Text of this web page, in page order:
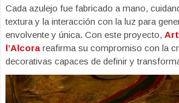
Cada azulejo fue fabricado a mano,
textura y la interacción con la luz para
envolvente y única. Con este proyecto,
l’Alcora reafirma su compromiso con la
decorativas capaces de definir y